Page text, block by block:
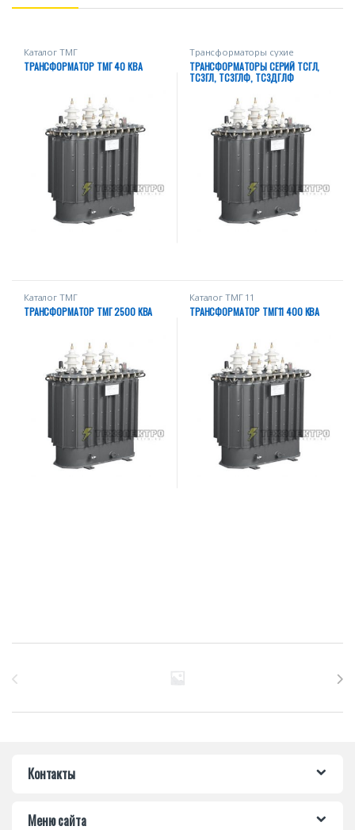
Каталог ТМГ
ТРАНСФОРМАТОР ТМГ 40 КВА
Трансформаторы сухие
ТРАНСФОРМАТОРЫ СЕРИЙ ТСГЛ,
ТСЗГЛ, ТСЗГЛФ, ТСЗДГЛФ
Каталог ТМГ
ТРАНСФОРМАТОР ТМГ 2500 КВА
Каталог ТМГ 11
ТРАНСФОРМАТОР ТМГ11 400 КВА
Контакты
Меню сайта